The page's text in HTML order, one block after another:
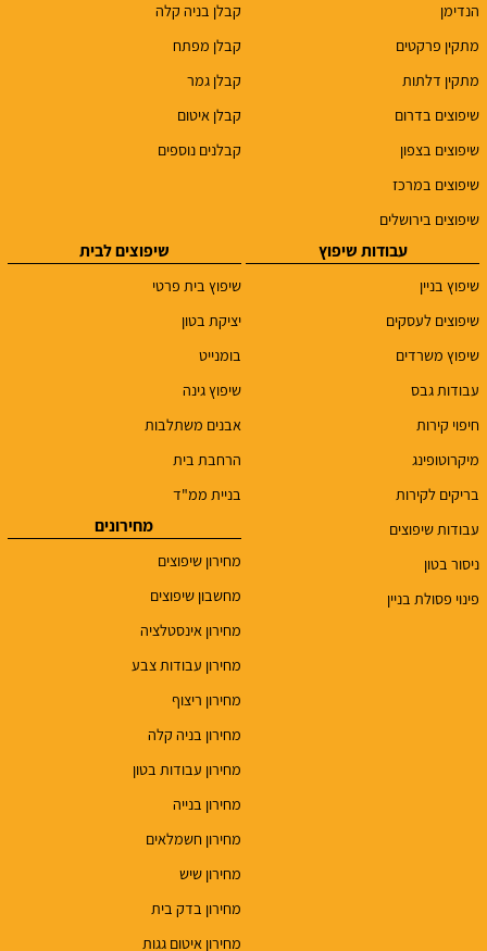
הנדימן
מתקין פרקטים
מתקין דלתות
שיפוצים בדרום
שיפוצים בצפון
שיפוצים במרכז
שיפוצים בירושלים
קבלן בניה קלה
קבלן מפתח
קבלן גמר
קבלן איטום
קבלנים נוספים
עבודות שיפוץ
שיפוץ בניין
שיפוצים לעסקים
שיפוץ משרדים
עבודות גבס
חיפוי קירות
מיקרוטופינג
בריקים לקירות
עבודות שיפוצים
ניסור בטון
פינוי פסולת בניין
שיפוצים לבית
שיפוץ בית פרטי
יציקת בטון
בומנייט
שיפוץ גינה
אבנים משתלבות
הרחבת בית
בניית ממ"ד
מחירונים
מחירון שיפוצים
מחשבון שיפוצים
מחירון אינסטלציה
מחירון עבודות צבע
מחירון ריצוף
מחירון בניה קלה
מחירון עבודות בטון
מחירון בנייה
מחירון חשמלאים
מחירון שיש
מחירון בדק בית
מחירון איטום גגות